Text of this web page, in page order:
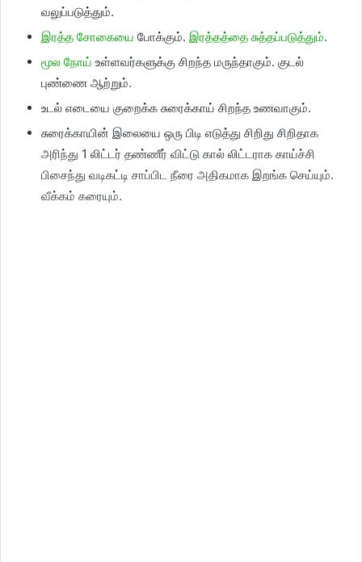
வலுப்படுத்தும்.
இரத்த சோகையை போக்கும். இரத்தத்தை சுத்தப்படுத்தும்.
மூல நோய் உள்ளவர்களுக்கு சிறந்த மருந்தாகும். குடல்
புண்ணை ஆற்றும்.
உடல் எடையை குறைக்க சுரைக்காய் சிறந்த உணவாகும்.
சுரைக்காயின் இலையை ஒரு பிடி எடுத்து சிறிது சிறிதாக
அரிந்து 1 லிட்டர் தண்ணீர் விட்டு கால் லிட்டராக காய்ச்சி
பிசைந்து வடிகட்டி சாப்பிட நீரை அதிகமாக இறங்க செய்யும்.
வீக்கம் கரையும்.